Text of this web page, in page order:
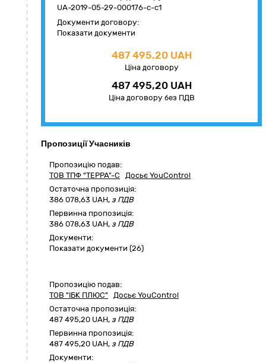
UA-2019-05-29-000176-c-c1
Документи договору:
Показати документи
487 495,20 UAH
Ціна договору
487 495,20 UAH
Ціна договору без ПДВ
Пропозиції Учасників
Пропозицію подав:
ТОВ ТПФ "ТЕРРА"-С
Досьє YouControl
Остаточна пропозиція:
386 078,63 UAH, з ПДВ
Первинна пропозиція:
386 078,63 UAH, з ПДВ
Документи:
Показати документи (26)
Пропозицію подав:
ТОВ "ІБК ПЛЮС" Досьє YouControl
Остаточна пропозиція:
487 495,20 UAH, з ПДВ
Первинна пропозиція:
487 495,20 UAH, з ПДВ
Документи: